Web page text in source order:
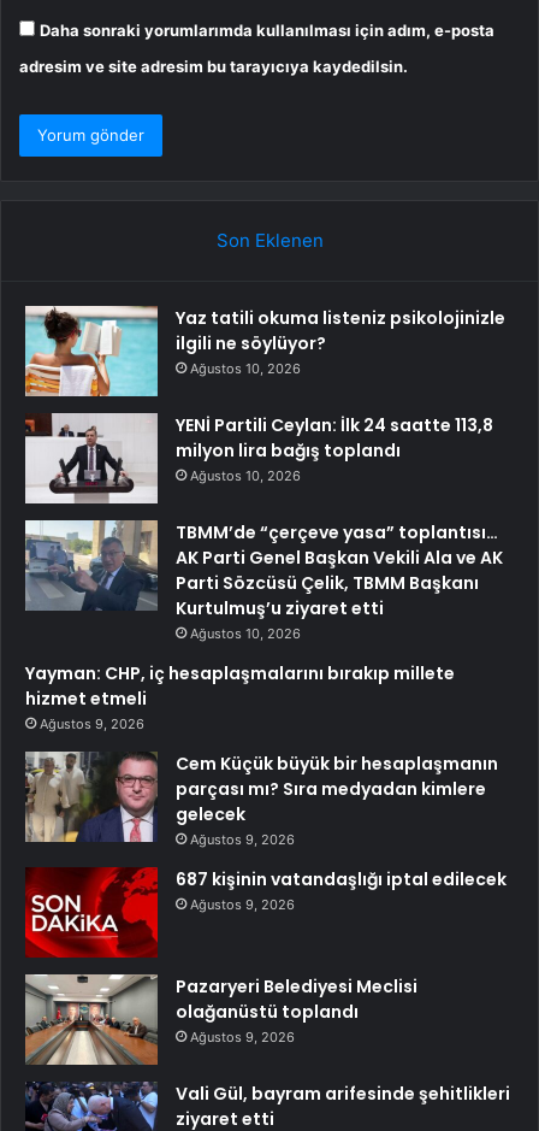
Daha sonraki yorumlarımda kullanılması için adım, e-posta
adresim ve site adresim bu tarayıcıya kaydedilsin.
Son Eklenen
Yaz tatili okuma listeniz psikolojinizle
ilgili ne söylüyor?
Ağustos 10, 2026
YENİ Partili Ceylan: İlk 24 saatte 113,8
milyon lira bağış toplandı
Ağustos 10, 2026
TBMM’de “çerçeve yasa” toplantısı…
AK Parti Genel Başkan Vekili Ala ve AK
Parti Sözcüsü Çelik, TBMM Başkanı
Kurtulmuş’u ziyaret etti
Ağustos 10, 2026
Yayman: CHP, iç hesaplaşmalarını bırakıp millete
hizmet etmeli
Ağustos 9, 2026
Cem Küçük büyük bir hesaplaşmanın
parçası mı? Sıra medyadan kimlere
gelecek
Ağustos 9, 2026
687 kişinin vatandaşlığı iptal edilecek
Ağustos 9, 2026
Pazaryeri Belediyesi Meclisi
olağanüstü toplandı
Ağustos 9, 2026
Vali Gül, bayram arifesinde şehitlikleri
ziyaret etti